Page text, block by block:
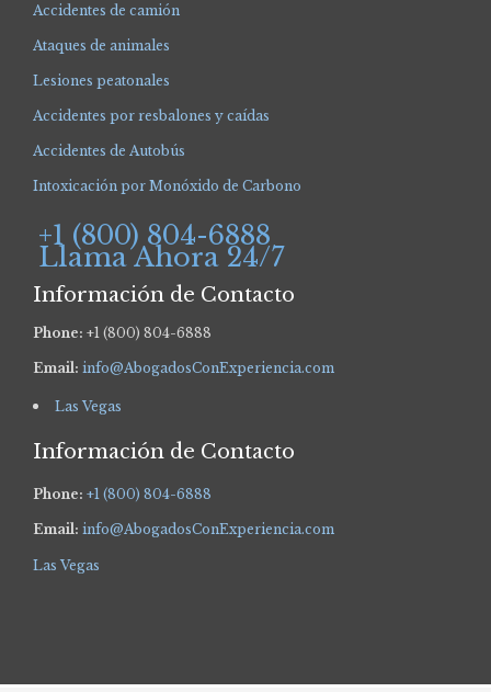
Accidentes de camión
Ataques de animales
Lesiones peatonales
Accidentes por resbalones y caídas
Accidentes de Autobús
Intoxicación por Monóxido de Carbono
+1 (800) 804-6888
Llama Ahora 24/7
Información de Contacto
Phone: +1 (800) 804-6888
Email: info@AbogadosConExperiencia.com
Las Vegas
Información de Contacto
Phone: +1 (800) 804-6888
Email: info@AbogadosConExperiencia.com
Las Vegas